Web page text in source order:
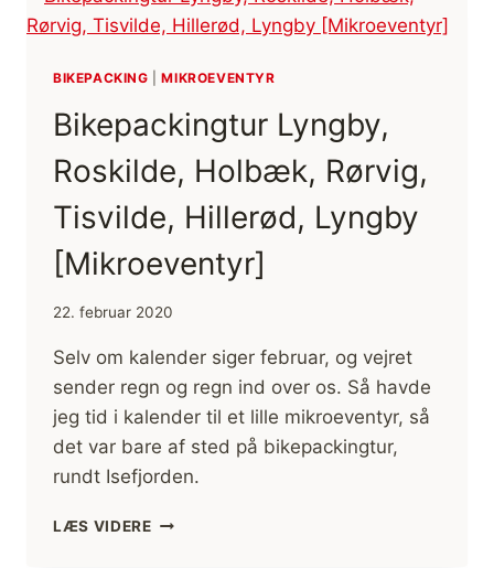
DATTER
TUR
BIKEPACKING |MIKROEVENTYR
Bikepackingtur Lyngby,
Roskilde, Holbæk, Rørvig,
Tisvilde, Hillerød, Lyngby
[Mikroeventyr]
22. februar 2020
Selv om kalender siger februar, og vejret
sender regn og regn ind over os. Så havde
jeg tid i kalender til et lille mikroeventyr, så
det var bare af sted på bikepackingtur,
rundt Isefjorden.
LÆS VIDEREBIKEPACKINGTUR